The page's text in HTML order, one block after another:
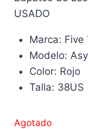
USADO
Marca: Five
Modelo:
Color: Rojo
Talla: 38US
Agotado